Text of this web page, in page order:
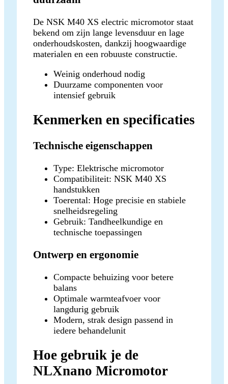
De NSK M40 XS electric micromotor staat
bekend om zijn lange levensduur en lage
onderhoudskosten, dankzij hoogwaardige
materialen en een robuuste constructie.
Weinig onderhoud nodig
Duurzame componenten voor
intensief gebruik
Kenmerken en specificaties
Technische eigenschappen
Type: Elektrische micromotor
Compatibiliteit: NSK M40 XS
handstukken
Toerental: Hoge precisie en stabiele
snelheidsregeling
Gebruik: Tandheelkundige en
technische toepassingen
Ontwerp en ergonomie
Compacte behuizing voor betere
balans
Optimale warmteafvoer voor
langdurig gebruik
Modern, strak design passend in
iedere behandelunit
Hoe gebruik je de
NLXnano Micromotor